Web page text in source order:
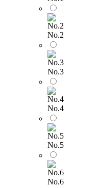
No.2
No.3
No.4
No.5
No.6